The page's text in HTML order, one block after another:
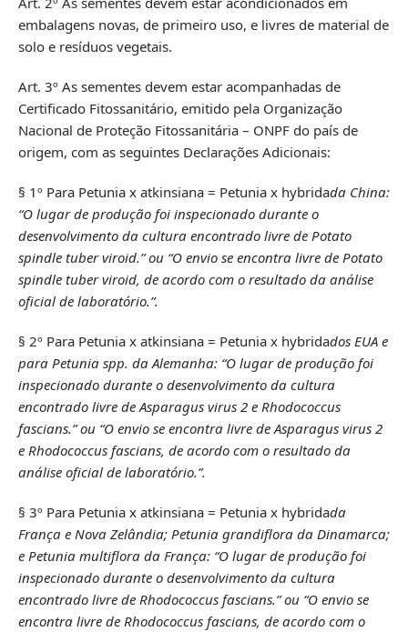
embalagens novas, de primeiro uso, e livres de material de
solo e resíduos vegetais.
Art. 3º As sementes devem estar acompanhadas de
Certificado Fitossanitário, emitido pela Organização
Nacional de Proteção Fitossanitária – ONPF do país de
origem, com as seguintes Declarações Adicionais:
§ 1º Para Petunia x atkinsiana = Petunia x hybridada China:
“O lugar de produção foi inspecionado durante o
desenvolvimento da cultura encontrado livre de Potato
spindle tuber viroid.” ou “O envio se encontra livre de Potato
spindle tuber viroid, de acordo com o resultado da análise
oficial de laboratório.”.
§ 2º Para Petunia x atkinsiana = Petunia x hybridados EUA e
para Petunia spp. da Alemanha: “O lugar de produção foi
inspecionado durante o desenvolvimento da cultura
encontrado livre de Asparagus virus 2 e Rhodococcus
fascians.” ou “O envio se encontra livre de Asparagus virus 2
e Rhodococcus fascians, de acordo com o resultado da
análise oficial de laboratório.”.
§ 3º Para Petunia x atkinsiana = Petunia x hybridada
França e Nova Zelândia; Petunia grandiflora da Dinamarca;
e Petunia multiflora da França: “O lugar de produção foi
inspecionado durante o desenvolvimento da cultura
encontrado livre de Rhodococcus fascians.” ou “O envio se
encontra livre de Rhodococcus fascians, de acordo com o